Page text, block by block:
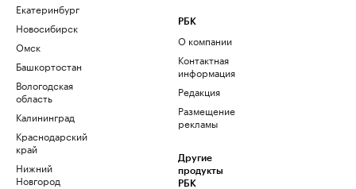
Екатеринбург
Новосибирск
Омск
Башкортостан
Вологодская
область
Калининград
Краснодарский
край
Нижний
Новгород
РБК
О компании
Контактная
информация
Редакция
Размещение
рекламы
Другие
продукты
РБК